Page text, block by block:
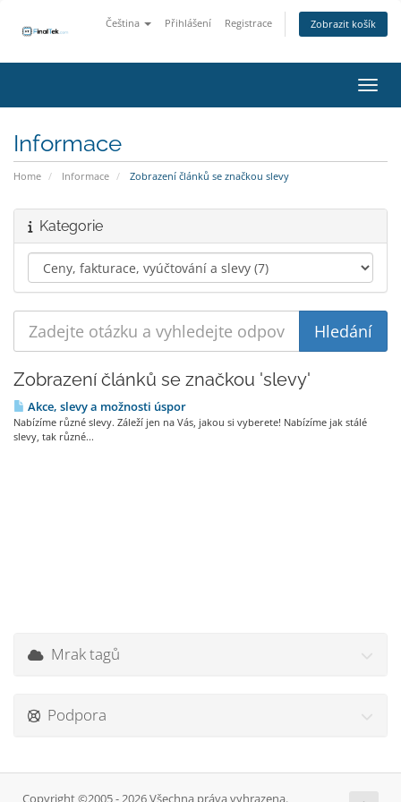
Čeština Přihlášení Registrace Zobrazit košík
Informace
Home Informace Zobrazení článků se značkou slevy
Kategorie
Zobrazení článků se značkou 'slevy'
Akce, slevy a možnosti úspor
Nabízíme různé slevy. Záleží jen na Vás, jakou si vyberete! Nabízíme jak stálé
slevy, tak různé...
Mrak tagů
Podpora
Copyright ©2005 - 2026 Všechna práva vyhrazena.